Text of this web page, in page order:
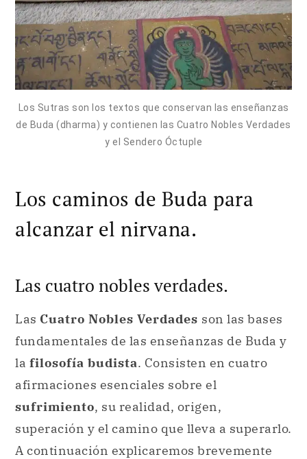
Los Sutras son los textos que conservan las enseñanzas
de Buda (dharma) y contienen las Cuatro Nobles Verdades
y el Sendero Óctuple
Los caminos de Buda para
alcanzar el nirvana.
Las cuatro nobles verdades.
Las Cuatro Nobles Verdades son las bases
fundamentales de las enseñanzas de Buda y
la filosofía budista. Consisten en cuatro
afirmaciones esenciales sobre el
sufrimiento, su realidad, origen,
superación y el camino que lleva a superarlo.
A continuación explicaremos brevemente